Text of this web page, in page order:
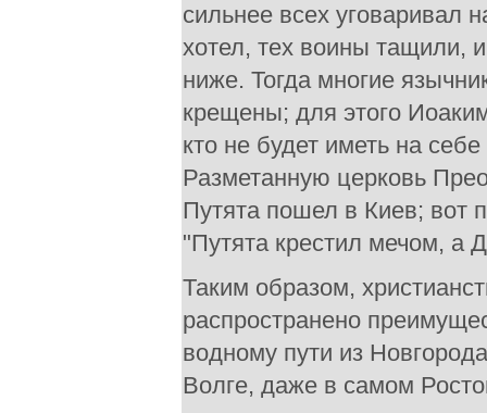
сильнее всех уговаривал
хотел, тех воины тащили,
ниже. Тогда многие
крещены; для этого
кто не будет иметь на
Разметанную церковь
Путята пошел в Киев; вот
"Путята крестил мечом, а
Таким образом,
распространено
водному пути из
Волге, даже в самом